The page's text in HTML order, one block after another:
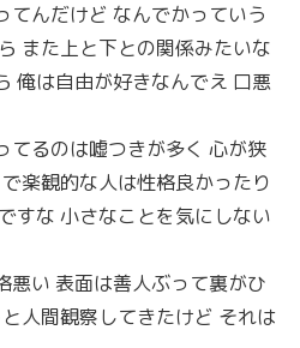
てんだけど なんでかっていう
また上と下との関係みたいな
俺は自由が好きなんでえ 口悪
てるのは嘘つきが多く 心が狭
楽観的な人は性格良かったり
すな 小さなことを気にしない
悪い 表面は善人ぶって裏がひ
人間観察してきたけど それは